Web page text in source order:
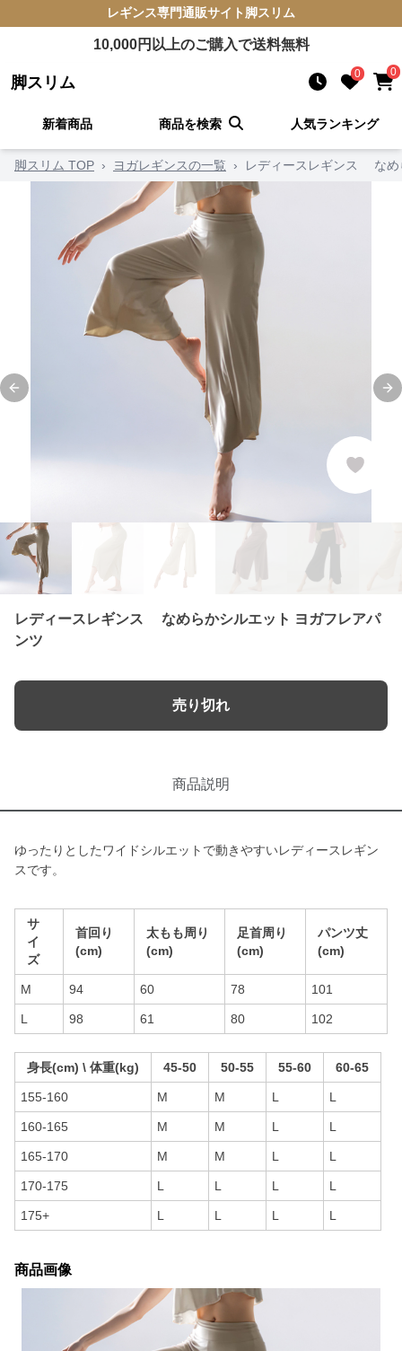
レギンス専門通販サイト 脚スリム
10,000円以上のご購入で送料無料
脚スリム 0 0
新着商品 商品を検索 人気ランキング
脚スリム TOP › ヨガレギンスの一覧 › レディースレギンス なめ
Previous slide
レディースレギンス なめらかシルエット ヨガフレアパ
ンツ
売り切れ
商品説明
ゆったりとしたワイドシルエットで動きやすいレディースレギン
スです。
サ
イ
ズ
首回り
(cm)
太もも周り
(cm)
足首周り
(cm)
パンツ丈
(cm)
M 94 60 78 101
L 98 61 80 102
身長(cm) \ 体重(kg) 45-50 50-55 55-60 60-65
155-160 M M L L
160-165 M M L L
165-170 M M L L
170-175 L L L L
175+ L L L L
商品画像